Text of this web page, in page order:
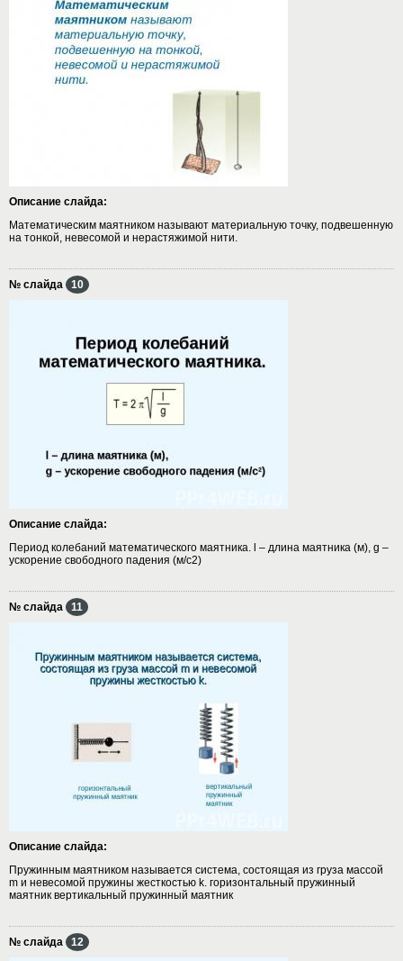
Описание слайда:
Математическим маятником называют материальную точку, подвешенную
на тонкой, невесомой и нерастяжимой нити.
№ слайда 10
Описание слайда:
Период колебаний математического маятника. l – длина маятника (м), g –
ускорение свободного падения (м/с2)
№ слайда 11
Описание слайда:
Пружинным маятником называется система, состоящая из груза массой
m и невесомой пружины жесткостью k. горизонтальный пружинный
маятник вертикальный пружинный маятник
№ слайда 12